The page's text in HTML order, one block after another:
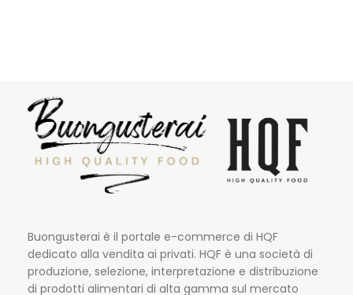
Buongusterai è il portale e-commerce di HQF
dedicato alla vendita ai privati. HQF è una società di
produzione, selezione, interpretazione e distribuzione
di prodotti alimentari di alta gamma sul mercato